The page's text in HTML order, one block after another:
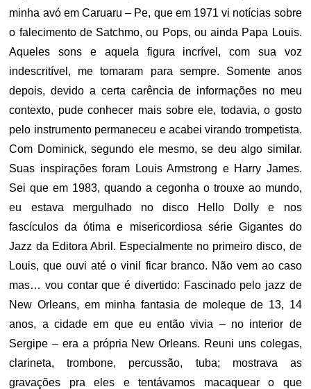
minha avó em Caruaru – Pe, que em 1971 vi notícias sobre
o falecimento de Satchmo, ou Pops, ou ainda Papa Louis.
Aqueles sons e aquela figura incrível, com sua voz
indescritível, me tomaram para sempre. Somente anos
depois, devido a certa carência de informações no meu
contexto, pude conhecer mais sobre ele, todavia, o gosto
pelo instrumento permaneceu e acabei virando trompetista.
Com Dominick, segundo ele mesmo, se deu algo similar.
Suas inspirações foram Louis Armstrong e Harry James.
Sei que em 1983, quando a cegonha o trouxe ao mundo,
eu estava mergulhado no disco Hello Dolly e nos
fascículos da ótima e misericordiosa série Gigantes do
Jazz da Editora Abril. Especialmente no primeiro disco, de
Louis, que ouvi até o vinil ficar branco. Não vem ao caso
mas… vou contar que é divertido: Fascinado pelo jazz de
New Orleans, em minha fantasia de moleque de 13, 14
anos, a cidade em que eu então vivia – no interior de
Sergipe – era a própria New Orleans. Reuni uns colegas,
clarineta, trombone, percussão, tuba; mostrava as
gravações pra eles e tentávamos macaquear o que